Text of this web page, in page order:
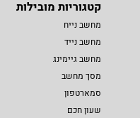
קטגוריות מובילות
מחשב נייח
מחשב נייד
מחשב גיימינג
מסך מחשב
סמארטפון
שעון חכם